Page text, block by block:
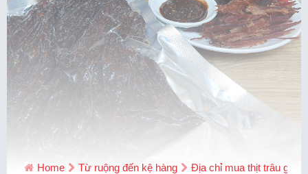
Home Từ ruộng đến kệ hàng Địa chỉ mua thịt trâu gác